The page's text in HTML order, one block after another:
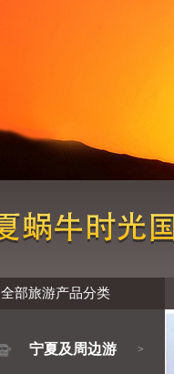
全部旅游产品分类
宁夏及周边游 >